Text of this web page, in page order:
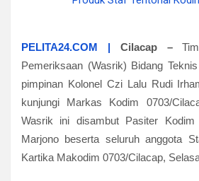
PELITA24.COM | Cilacap–
Pemeriksaan (Wasrik) Bidang
pimpinan Kolonel Czi Lalu Rudi
kunjungi Markas Kodim 0703/
Wasrik ini disambut Pasiter
Marjono beserta seluruh anggota
Kartika Makodim 0703/Cilacap,